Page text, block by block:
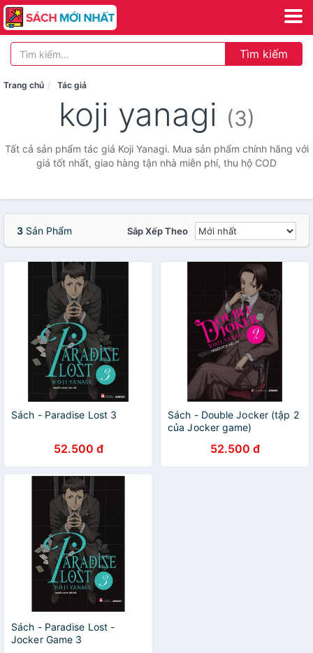
Tìm kiếm
Trang chủ Tác giả
koji yanagi (3)
Tất cả sản phẩm tác giả Koji Yanagi. Mua sản phẩm chính hãng với
giá tốt nhất, giao hàng tận nhà miễn phí, thu hộ COD
3 Sản Phẩm Sắp Xếp Theo
Sách - Paradise Lost 3
52.500 đ
Sách - Double Jocker (tập 2
của Jocker game)
52.500 đ
Sách - Paradise Lost -
Jocker Game 3